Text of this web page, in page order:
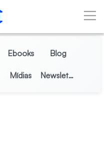
Ebooks Blog
Mídias Newsletter